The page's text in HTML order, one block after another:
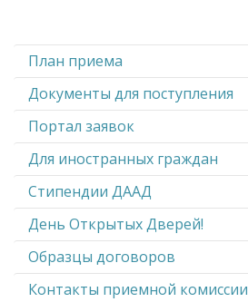
План приема
Документы для поступления
Портал заявок
Для иностранных граждан
Стипендии ДААД
День Открытых Дверей!
Образцы договоров
Контакты приемной комиссии